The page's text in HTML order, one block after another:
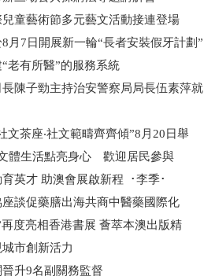
童藝術節多元藝文活動接連登場
月7日開展新一輪“長者安裝假牙計劃”
老有所醫”的服務系統
陳子勁主持治安警察局局長伍素萍就
文茶座‧社文範疇齊齊傾”8月20日舉
體生活點亮身心 歡迎居民參與
英才 助澳會展啟新程 ･李季･
談促藥膳出海共商中醫藥國際化
再度亮相香港書展 薈萃本澳出版精
市創新活力
升9名副關務監督